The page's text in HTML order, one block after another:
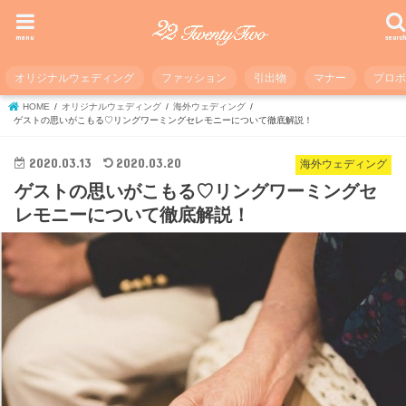
search
menu
オリジナルウェディング ファッション 引出物 マナー プロ
HOME オリジナルウェディング
海外ウェディング
ゲストの思いがこもる♡リングワーミングセレモニーについて徹底解説！
海外ウェディング
2020.03.13 2020.03.20
ゲストの思いがこもる♡リングワーミングセ
レモニーについて徹底解説！